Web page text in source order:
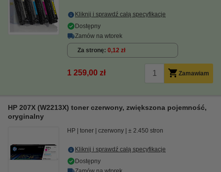
Kliknij i sprawdź całą specyfikacje
Dostępny
Zamów na wtorek
Za stronę 0,12 zł
1 259,00 zł Zamawiam
HP 207X (W2213X) toner czerwony, zwiększona pojemność,
oryginalny
HP toner czerwony ± 2.450 stron
Kliknij i sprawdź całą specyfikacje
Dostępny